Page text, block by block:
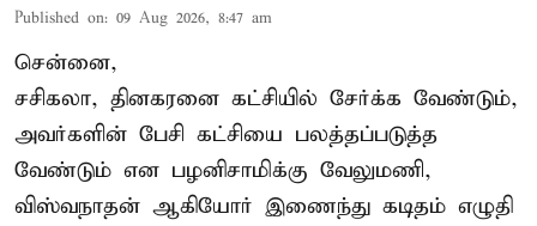
Published on: 09 Aug 2026, 8:47 am
சென்னை,
சசிகலா, தினகரனை கட்சியில் சேர்க்க வேண்டும்,
அவர்களின் பேசி கட்சியை பலத்தப்படுத்த
வேண்டும் என பழனிசாமிக்கு வேலுமணி,
விஸ்வநாதன் ஆகியோர் இணைந்து கடிதம் எழுதி